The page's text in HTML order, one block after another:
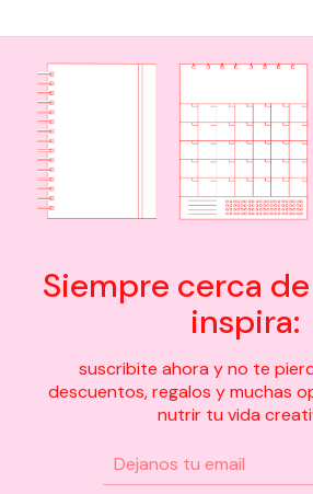
Siempre cerca
inspira:
suscribite ahora y no te
descuentos, regalos y muchas
nutrir tu vida